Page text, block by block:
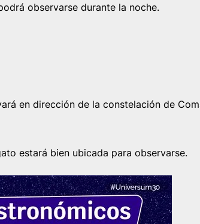
observarse durante la noche.
en dirección de la constelación de
estará bien ubicada para observarse.